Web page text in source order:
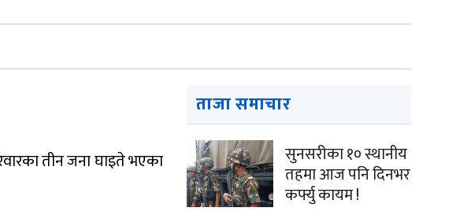
तीन जना घाइते भएका
ताजा समाचार
सुनसरीका १० स्थानीय
तहमा आज पनि दिनभर
कर्फ्यु कायम !